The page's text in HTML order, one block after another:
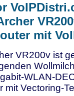
mit
VR200v ist
WLAN-
mit Vectoring-